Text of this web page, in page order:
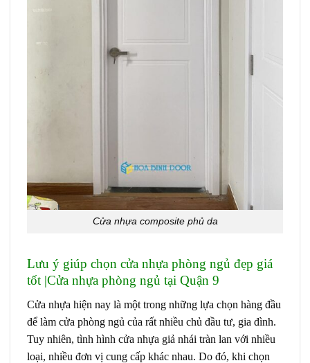
Cửa nhựa composite phủ da
Lưu ý giúp chọn cửa nhựa phòng ngủ đẹp giá
tốt |Cửa nhựa phòng ngủ tại Quận 9
Cửa nhựa hiện nay là một trong những lựa chọn hàng đầu
để làm cửa phòng ngủ của rất nhiều chủ đầu tư, gia đình.
Tuy nhiên, tình hình cửa nhựa giả nhái tràn lan với nhiều
loại, nhiều đơn vị cung cấp khác nhau. Do đó, khi chọn